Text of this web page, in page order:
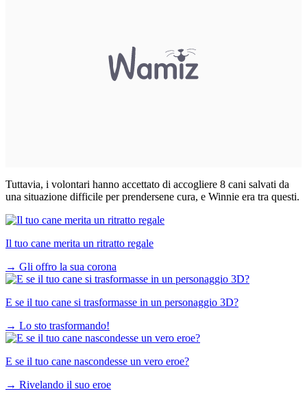
Tuttavia, i volontari hanno accettato di accogliere 8 cani salvati da
una situazione difficile per prendersene cura, e Winnie era tra questi.
Il tuo cane merita un ritratto regale
→ Gli offro la sua corona
E se il tuo cane si trasformasse in un personaggio 3D?
→ Lo sto trasformando!
E se il tuo cane nascondesse un vero eroe?
→ Rivelando il suo eroe